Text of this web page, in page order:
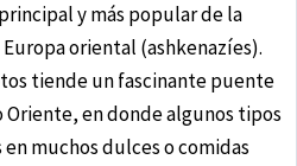
y más popular de la
oriental (ashkenazíes).
tiende un fascinante puente
en donde algunos tipos
muchos dulces o comidas